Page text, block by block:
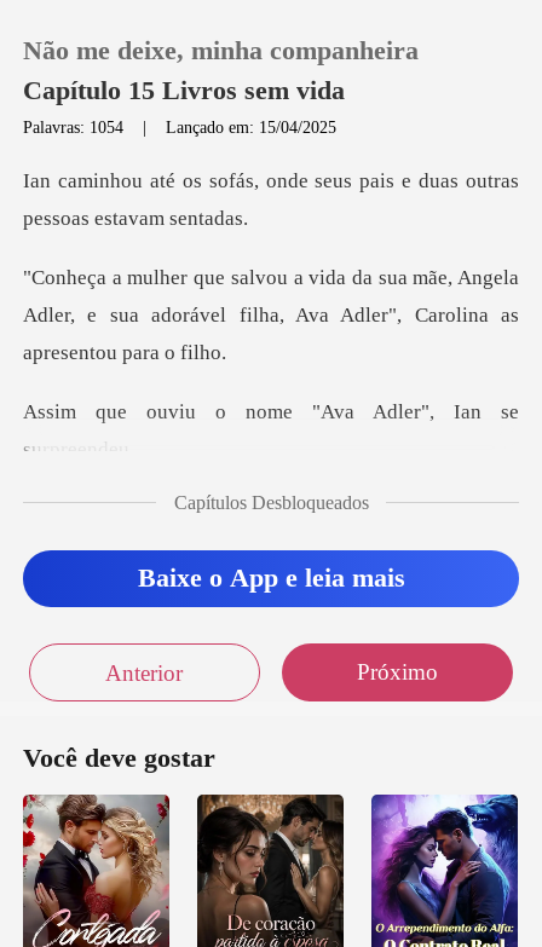
0
Histórico
Não me deixe, minha companheira
Capítulo 15 Livros sem vida
Palavras: 1054 |Lançado em: 15/04/2025
onde seus pais e duas outra
ãe, Angela
Adler, e sua adorável filha, Ava
nome "Ava Adler",
gela, seus olhos se vol
Capítulos Desbloqueados
Baixe o App e leia mais
Anterior Próximo
Você deve gostar